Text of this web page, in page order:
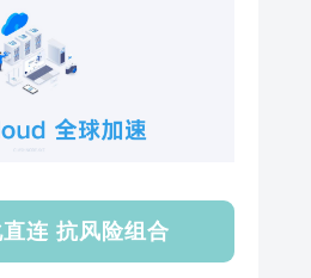
连 抗风险组合